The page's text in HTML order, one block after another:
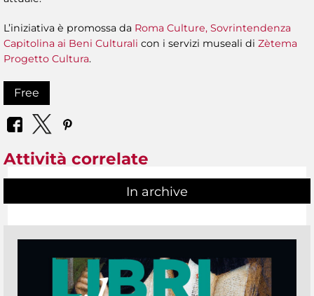
L’iniziativa è promossa da Roma Culture, Sovrintendenza
Capitolina ai Beni Culturali con i servizi museali di Zètema
Progetto Cultura.
Free
Attività correlate
In archive